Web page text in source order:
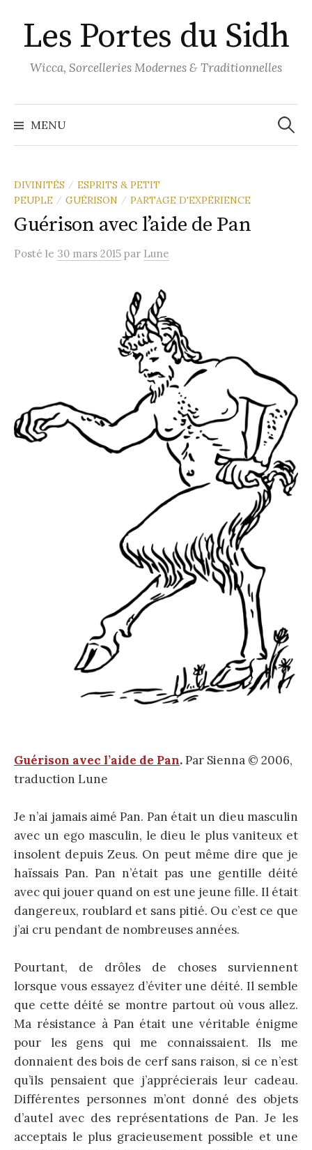
au
contenu
Les Portes du Sidh
Wicca, Sorcelleries Modernes & Traditionnelles
MENU
DIVINITÉS / ESPRITS & PETIT
PEUPLE
/ GUÉRISON / PARTAGE D'EXPÉRIENCE
Guérison avec l’aide de Pan
Posté le 30 mars 2015 par Lune
Guérison avec l’aide de Pan.Par Sienna © 2006,
traduction Lune
Je n’ai jamais aimé Pan. Pan était un dieu masculin
avec un ego masculin, le dieu le plus vaniteux et
insolent depuis Zeus. On peut même dire que je
haïssais Pan. Pan n’était pas une gentille déité
avec qui jouer quand on est une jeune fille. Il était
dangereux, roublard et sans pitié. Ou c’est ce que
j’ai cru pendant de nombreuses années.
Pourtant, de drôles de choses surviennent
lorsque vous essayez d’éviter une déité. Il semble
que cette déité se montre partout où vous allez.
Ma résistance à Pan était une véritable énigme
pour les gens qui me connaissaient. Ils me
donnaient des bois de cerf sans raison, si ce n’est
qu’ils pensaient que j’apprécierais leur cadeau.
Différentes personnes m’ont donné des objets
d’autel avec des représentations de Pan. Je les
acceptais le plus gracieusement possible et une